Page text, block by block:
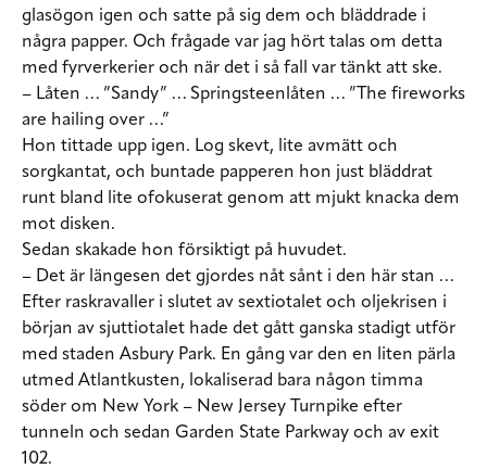
glasögon igen och satte på sig dem och bläddrade i
några papper. Och frågade var jag hört talas om detta
med fyrverkerier och när det i så fall var tänkt att ske.
– Låten … ”Sandy” … Springsteenlåten … ”The fireworks
are hailing over …”
Hon tittade upp igen. Log skevt, lite avmätt och
sorgkantat, och buntade papperen hon just bläddrat
runt bland lite ofokuserat genom att mjukt knacka dem
mot disken.
Sedan skakade hon försiktigt på huvudet.
– Det är längesen det gjordes nåt sånt i den här stan …
Efter raskravaller i slutet av sextiotalet och oljekrisen i
början av sjuttiotalet hade det gått ganska stadigt utför
med staden Asbury Park. En gång var den en liten pärla
utmed Atlantkusten, lokaliserad bara någon timma
söder om New York – New Jersey Turnpike efter
tunneln och sedan Garden State Parkway och av exit
102.